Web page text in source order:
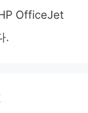
OfficeJet
.